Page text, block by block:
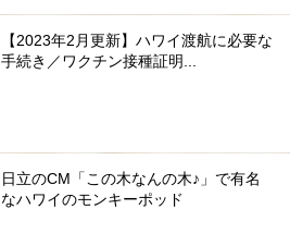
【2023年2月更新】ハワイ渡航に必要な
手続き／ワクチン接種証明...
日立のCM「この木なんの木♪」で有名
なハワイのモンキーポッド